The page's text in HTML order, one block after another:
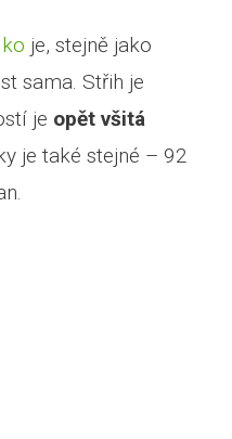
je, stejně jako
sama. Střih je
je opět všitá
je také stejné – 92